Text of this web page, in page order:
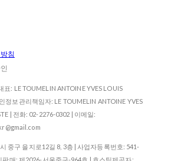
침
표: LE TOUMELIN ANTOINE YVES LOUIS
정보관리책임자: LE TOUMELIN ANTOINE YVES
| 전화: 02-2276-0302 | 이메일:
중구 을지로12길 8, 3층 | 사업자등록번호: 541-
판매: 제2026-서울중구-964호 | 호스팅제공자: